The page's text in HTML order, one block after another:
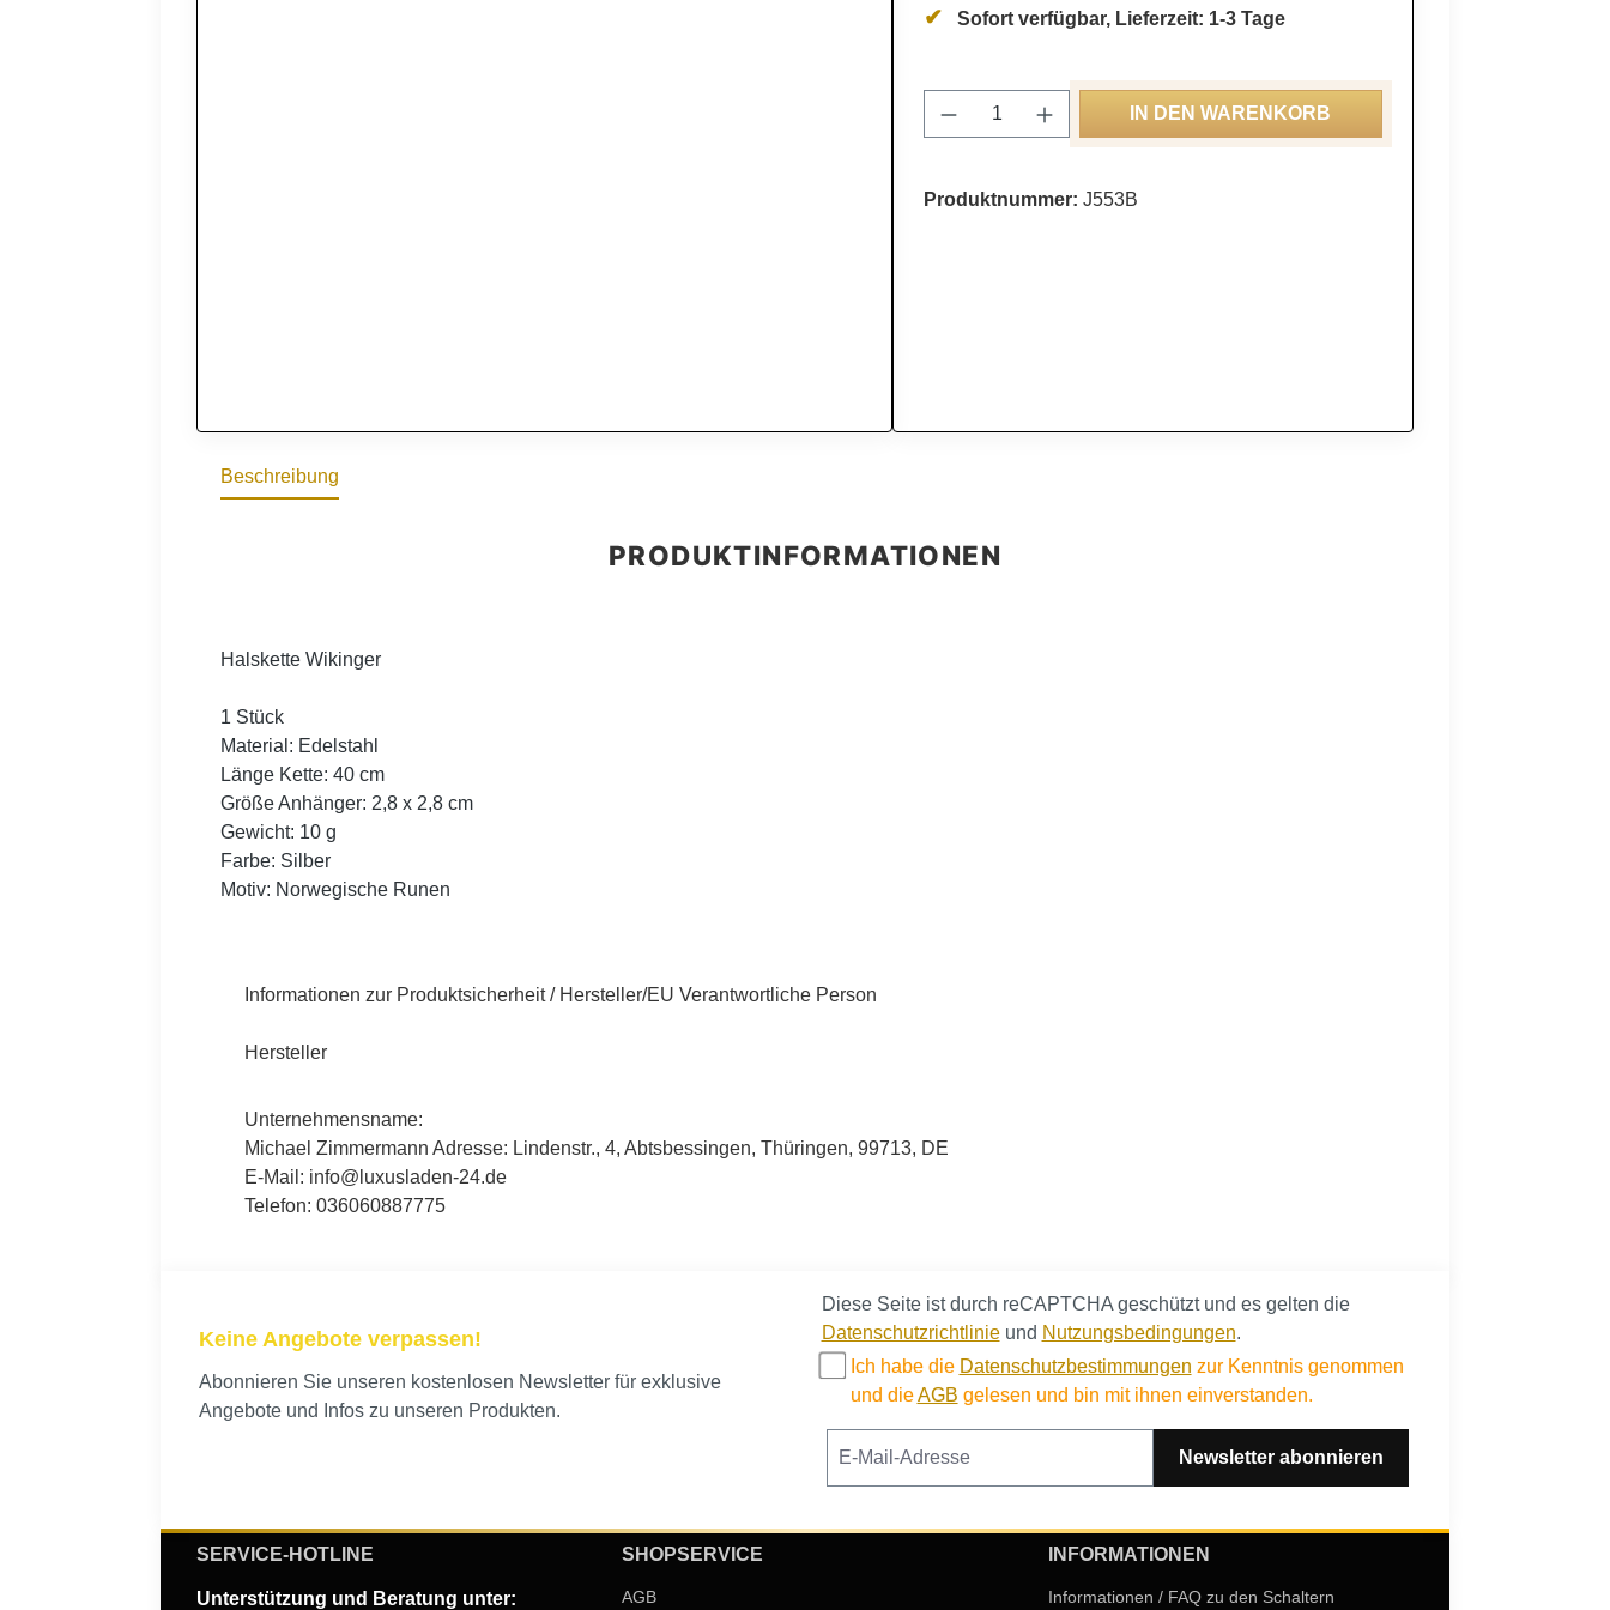
Sofort verfügbar, Lieferzeit: 1-3 Tage
Produkt Anzahl: Gib den gewünschten Wert ein
IN DEN WARENKORB
Produktnummer: J553B
Beschreibung
Halskette Wikinger
1 Stück
Material: Edelstahl
Länge Kette: 40 cm
Größe Anhänger: 2,8 x 2,8 cm
Gewicht: 10 g
Farbe: Silber
Motiv: Norwegische Runen
Informationen zur Produktsicherheit / Hersteller/EU Verantwortliche Person
Hersteller
Unternehmensname:
Michael Zimmermann Adresse: Lindenstr., 4, Abtsbessingen, Thüringen, 99713, DE
E-Mail: info@luxusladen-24.de
Telefon: 036060887775
Keine Angebote verpassen!
Abonnieren Sie unseren kostenlosen Newsletter für exklusive
Angebote und Infos zu unseren Produkten.
Diese Seite ist durch reCAPTCHA geschützt und es gelten die
Datenschutzrichtlinieund Nutzungsbedingungen.
Ich habe die Datenschutzbestimmungen zur Kenntnis genommen
und dieAGB gelesen und bin mit ihnen einverstanden.
Newsletter abonnieren
SERVICE-HOTLINE
Unterstützung und Beratung unter:
SHOPSERVICE
AGB
INFORMATIONEN
Informationen / FAQ zu den Schaltern